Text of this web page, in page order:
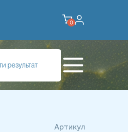
0
результат
людини. Це важкий метал, який
випромінювання, художніх фарб,
серця та пухлин. Талій
Основна загроза для людини
ґрунті. Талій
містяться у волоссі,
Артикул